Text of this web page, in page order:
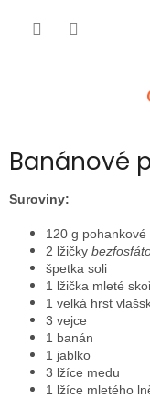
Banánové
Suroviny:
120 g pohankové
2 lžičky
špetka soli
1 lžička mleté
1 velká hrst
3 vejce
1 banán
1 jablko
3 lžíce medu
1 lžíce mletého